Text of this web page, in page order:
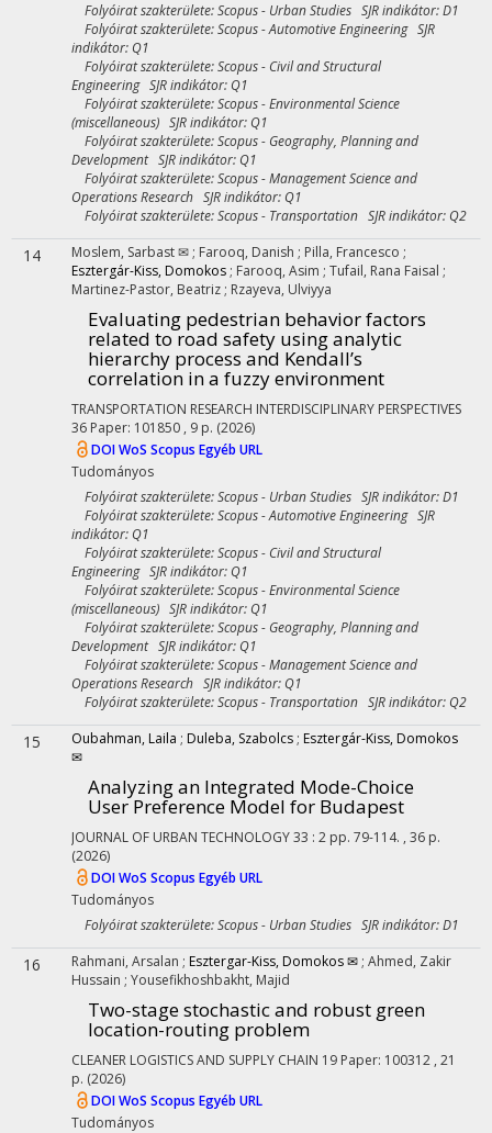
Folyóirat szakterülete: Scopus - Urban Studies SJR indikátor: D1
Folyóirat szakterülete: Scopus - Automotive Engineering SJR
indikátor: Q1
Folyóirat szakterülete: Scopus - Civil and Structural
Engineering SJR indikátor: Q1
Folyóirat szakterülete: Scopus - Environmental Science
(miscellaneous) SJR indikátor: Q1
Folyóirat szakterülete: Scopus - Geography, Planning and
Development SJR indikátor: Q1
Folyóirat szakterülete: Scopus - Management Science and
Operations Research SJR indikátor: Q1
Folyóirat szakterülete: Scopus - Transportation SJR indikátor: Q2
14 Moslem, Sarbast ✉ ; Farooq, Danish ; Pilla, Francesco ;
Esztergár-Kiss, Domokos ; Farooq, Asim ; Tufail, Rana Faisal ;
Martinez-Pastor, Beatriz ; Rzayeva, Ulviyya
Evaluating pedestrian behavior factors
related to road safety using analytic
hierarchy process and Kendall’s
correlation in a fuzzy environment
TRANSPORTATION RESEARCH INTERDISCIPLINARY PERSPECTIVES
36 Paper: 101850 , 9 p. (2026)
DOIWoS Scopus Egyéb URL
Tudományos
Folyóirat szakterülete: Scopus - Urban Studies SJR indikátor: D1
Folyóirat szakterülete: Scopus - Automotive Engineering SJR
indikátor: Q1
Folyóirat szakterülete: Scopus - Civil and Structural
Engineering SJR indikátor: Q1
Folyóirat szakterülete: Scopus - Environmental Science
(miscellaneous) SJR indikátor: Q1
Folyóirat szakterülete: Scopus - Geography, Planning and
Development SJR indikátor: Q1
Folyóirat szakterülete: Scopus - Management Science and
Operations Research SJR indikátor: Q1
Folyóirat szakterülete: Scopus - Transportation SJR indikátor: Q2
15 Oubahman, Laila ; Duleba, Szabolcs ; Esztergár-Kiss, Domokos
✉
Analyzing an Integrated Mode-Choice
User Preference Model for Budapest
JOURNAL OF URBAN TECHNOLOGY33 : 2 pp. 79-114. , 36 p.
(2026)
DOIWoS Scopus Egyéb URL
Tudományos
Folyóirat szakterülete: Scopus - Urban Studies SJR indikátor: D1
16 Rahmani, Arsalan ; Esztergar-Kiss, Domokos ✉ ; Ahmed, Zakir
Hussain ; Yousefikhoshbakht, Majid
Two-stage stochastic and robust green
location-routing problem
CLEANER LOGISTICS AND SUPPLY CHAIN 19 Paper: 100312 , 21
p. (2026)
DOIWoS Scopus Egyéb URL
Tudományos